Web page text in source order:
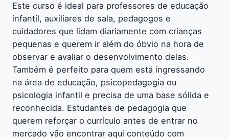
Este curso é ideal para professores de educação
infantil, auxiliares de sala, pedagogos e
cuidadores que lidam diariamente com crianças
pequenas e querem ir além do óbvio na hora de
observar e avaliar o desenvolvimento delas.
Também é perfeito para quem está ingressando
na área de educação, psicopedagogia ou
psicologia infantil e precisa de uma base sólida e
reconhecida. Estudantes de pedagogia que
querem reforçar o currículo antes de entrar no
mercado vão encontrar aqui conteúdo com